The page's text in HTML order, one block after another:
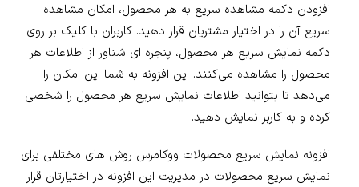
افزودن دکمه مشاهده سریع به هر محصول، امکان مشاهده
سریع آن را در اختیار مشتریان قرار دهید. کاربران با کلیک بر روی
دکمه نمایش سریع هر محصول، پنجره ای شناور از اطلاعات هر
محصول را مشاهده می‌کنند. این افزونه به شما این امکان را
می‌دهد تا بتوانید اطلاعات نمایش سریع هر محصول را شخصی
کرده و به کاربر نمایش دهید.
افزونه نمایش سریع محصولات ووکامرس روش های مختلفی برای
نمایش سریع محصولات در مدیریت این افزونه در اختیارتان قرار